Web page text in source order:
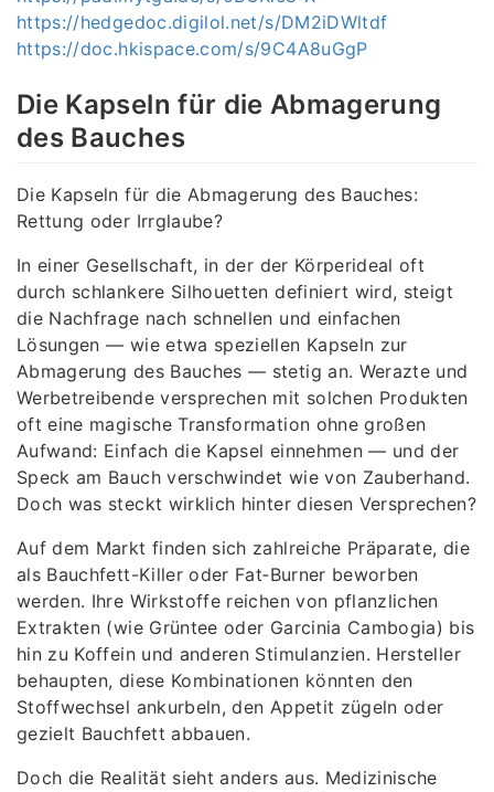
https://hedgedoc.digilol.net/s/DM2iDWltdf
https://doc.hkispace.com/s/9C4A8uGgP
Die Kapseln für die Abmagerung
des Bauches
Die Kapseln für die Abmagerung des Bauches:
Rettung oder Irrglaube?
In einer Gesellschaft, in der der Körperideal oft
durch schlankere Silhouetten definiert wird, steigt
die Nachfrage nach schnellen und einfachen
Lösungen — wie etwa speziellen Kapseln zur
Abmagerung des Bauches — stetig an. Werazte und
Werbetreibende versprechen mit solchen Produkten
oft eine magische Transformation ohne großen
Aufwand: Einfach die Kapsel einnehmen — und der
Speck am Bauch verschwindet wie von Zauberhand.
Doch was steckt wirklich hinter diesen Versprechen?
Auf dem Markt finden sich zahlreiche Präparate, die
als Bauchfett-Killer oder Fat‑Burner beworben
werden. Ihre Wirkstoffe reichen von pflanzlichen
Extrakten (wie Grüntee oder Garcinia Cambogia) bis
hin zu Koffein und anderen Stimulanzien. Hersteller
behaupten, diese Kombinationen könnten den
Stoffwechsel ankurbeln, den Appetit zügeln oder
gezielt Bauchfett abbauen.
Doch die Realität sieht anders aus. Medizinische